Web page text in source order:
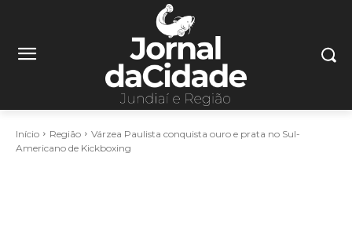
Início Região
Várzea Paulista conquista ouro e prata no Sul-
Americano de Kickboxing